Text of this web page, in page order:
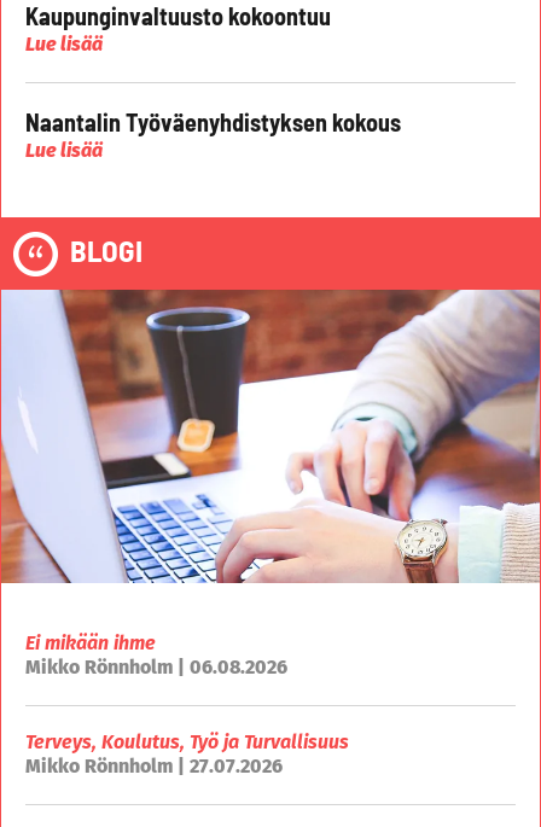
Kaupunginvaltuusto kokoontuu
Lue lisää
Naantalin Työväenyhdistyksen kokous
Lue lisää
BLOGI
Ei mikään ihme
Mikko Rönnholm | 06.08.2026
Terveys, Koulutus, Työ ja Turvallisuus
Mikko Rönnholm | 27.07.2026